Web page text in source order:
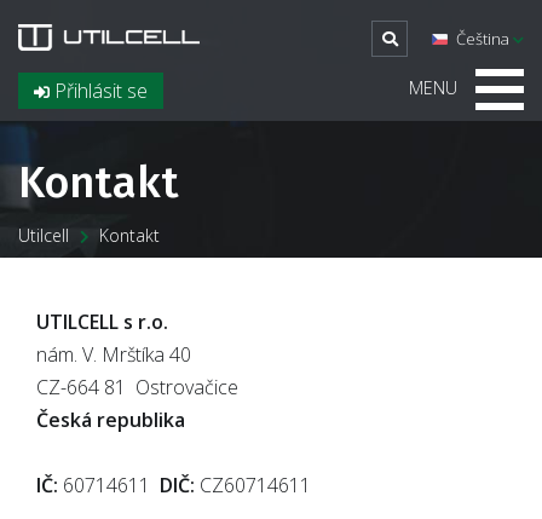
Přihlásit se
Čeština
MENU
Kontakt
Utilcell Kontakt
UTILCELL s r.o.
nám. V. Mrštíka 40
CZ-664 81 Ostrovačice
Česká republika
IČ: 60714611 DIČ: CZ60714611